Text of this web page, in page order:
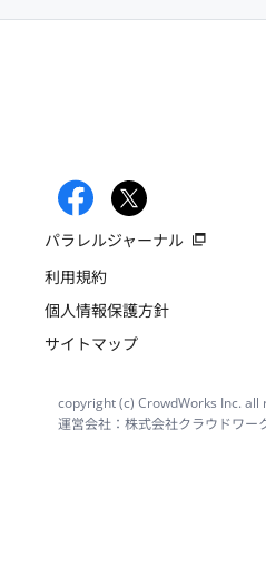
パラレルジャーナル
利用規約
個人情報保護方針
サイトマップ
copyright (c) CrowdWorks Inc. all
運営会社：株式会社クラウドワー